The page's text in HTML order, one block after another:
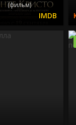
(фильм)